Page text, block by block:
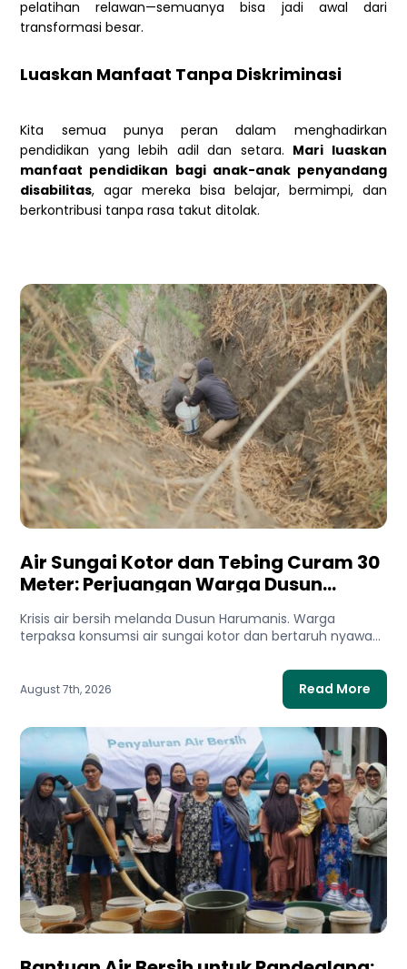
pelatihan relawan—semuanya bisa jadi awal dari
transformasi besar.
Luaskan Manfaat Tanpa Diskriminasi
Kita semua punya peran dalam menghadirkan
pendidikan yang lebih adil dan setara. Mari luaskan
manfaat pendidikan bagi anak-anak penyandang
disabilitas, agar mereka bisa belajar, bermimpi, dan
berkontribusi tanpa rasa takut ditolak.
Air Sungai Kotor dan Tebing Curam 30
Meter: Perjuangan Warga Dusun
Krisis air bersih melanda Dusun Harumanis. Warga
terpaksa konsumsi air sungai kotor dan bertaruh nyawa
August 7th, 2026 Read More